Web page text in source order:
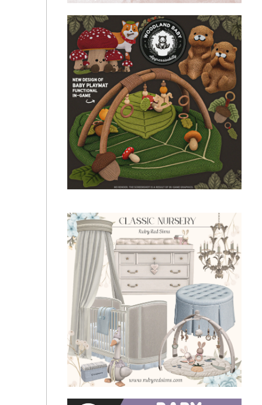
🧸Милые предметы декора для детской - Baby
stuff (Part 1)
🍂Предметы в детскую - Woodland Baby Collection